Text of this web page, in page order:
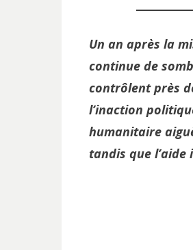
Un an après la
continue de
contrôlent près
l’inaction
humanitaire
tandis que